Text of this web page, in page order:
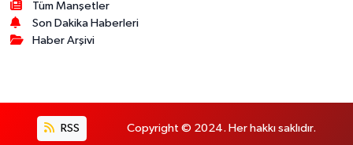
Tüm Manşetler
Son Dakika Haberleri
Haber Arşivi
RSS Copyright © 2024. Her hakkı saklıdır.